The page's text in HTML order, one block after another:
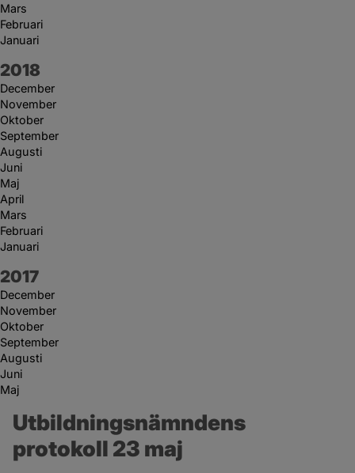
Mars
Februari
Januari
År:
2018
December
November
Oktober
September
Augusti
Juni
Maj
April
Mars
Februari
Januari
År:
2017
December
November
Oktober
September
Augusti
Juni
Maj
Utbildningsnämndens
protokoll 23 maj